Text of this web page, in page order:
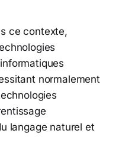
ce contexte,
normalement
langage naturel et